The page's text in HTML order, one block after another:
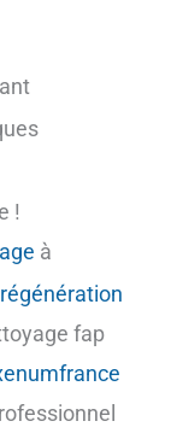
!
à
fap